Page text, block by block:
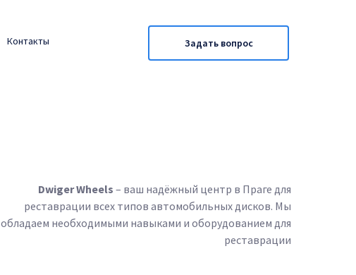
Задать вопрос
Контакты
Dwiger Wheels – ваш надёжный центр в Праге для
реставрации всех типов автомобильных дисков. Мы
обладаем необходимыми навыками и оборудованием для
реставрации